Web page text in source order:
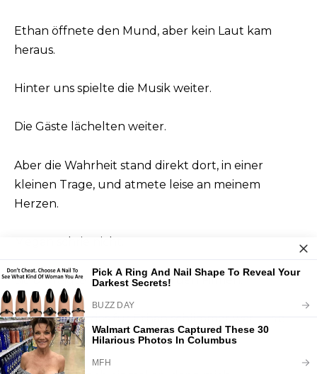
Ethan öffnete den Mund, aber kein Laut kam
heraus.
Hinter uns spielte die Musik weiter.
Die Gäste lächelten weiter.
Aber die Wahrheit stand direkt dort, in einer
kleinen Trage, und atmete leise an meinem
Herzen.
Megan schrie nicht.
Sie ohrfeigte ihn nicht wie in den Filmen.
Sie tat etwas, das für Ethan schlimmer war — sie
wurde still.